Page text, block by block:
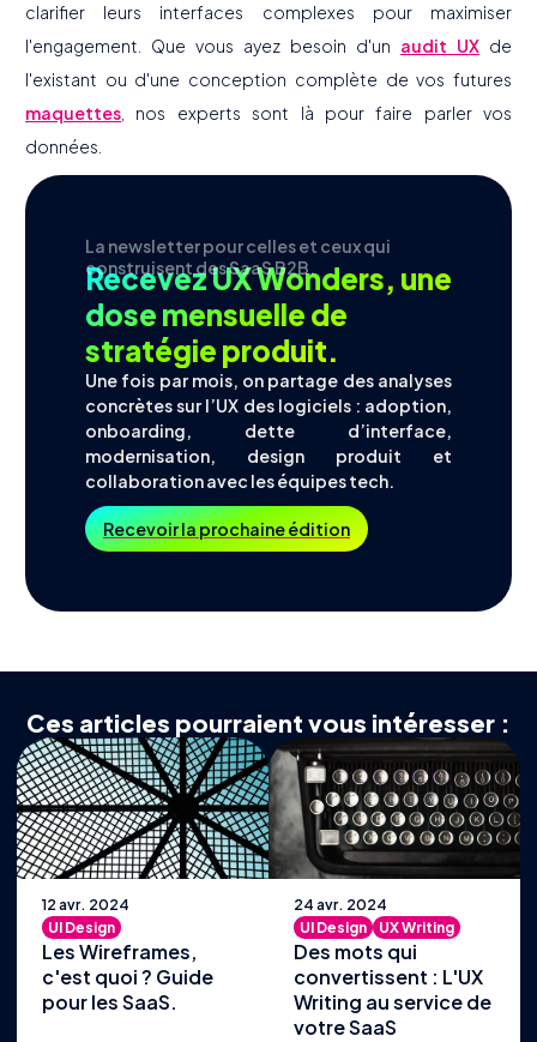
clarifier leurs interfaces complexes pour maximiser
l'engagement. Que vous ayez besoin d'un audit UX de
l'existant ou d'une conception complète de vos futures
maquettes , nos experts sont là pour faire parler vos
données.
La newsletter pour celles et ceux qui
construisent des SaaS B2B.
Recevez UX Wonders, une
dose mensuelle de
stratégie produit.
Une fois par mois, on partage des analyses
concrètes sur l’UX des logiciels : adoption,
onboarding, dette d’interface,
modernisation, design produit et
collaboration avec les équipes tech.
Recevoir la prochaine édition
Ces articles pourraient vous intéresser :
12 avr. 2024
UI Design
Les Wireframes,
c'est quoi ? Guide
pour les SaaS.
24 avr. 2024
UI Design
UX Writing
Des mots qui
convertissent : L'UX
Writing au service de
votre SaaS